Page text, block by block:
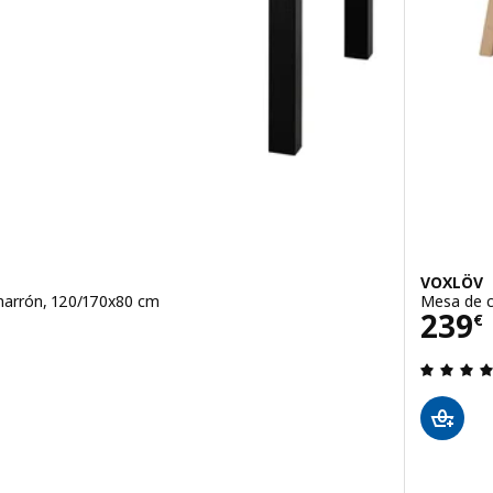
120/170x80 cm
VOXLÖV
Mesa de
239€